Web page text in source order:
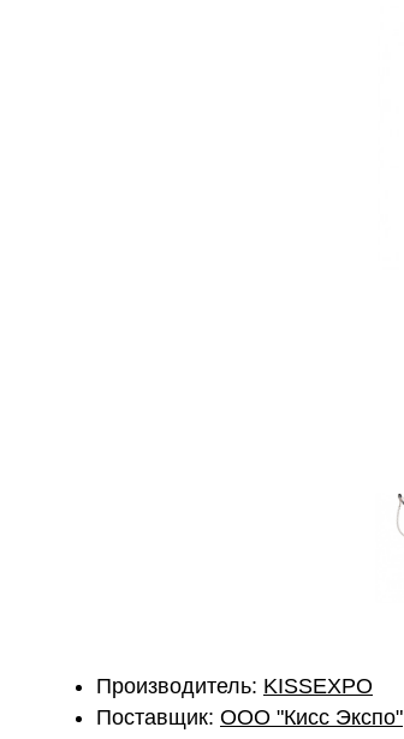
Производитель: KISSEXPO
Поставщик: ОOО "Кисс Экспо"